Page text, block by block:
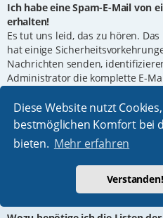
Diese Website nutzt
bestmöglichen Komfort bei
bieten. Mehr erfahren
Verstanden!
Ich habe eine Spam-E-Mail von
erhalten!
Es tut uns leid, das zu hören.
hat einige
Nachrichten senden,
Administrator die komplette E-
weiterleiten. Dabei ist es ganz
mitzuschicken. Diese enthalten
die E-Mail verschickt hat. Der
entsprechend reagieren.
Freunde und ignorierte